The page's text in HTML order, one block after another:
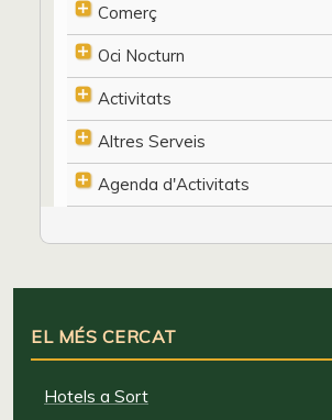
Comerç
Oci Nocturn
Activitats
Altres Serveis
Agenda d'Activitats
EL MÉS CERCAT
Hotels a Sort